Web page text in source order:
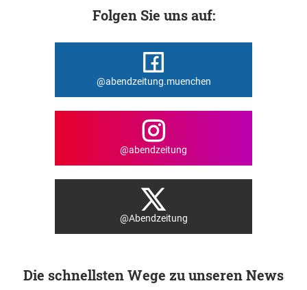
Folgen Sie uns auf:
@abendzeitung.muenchen
@abendzeitung
@Abendzeitung
Die schnellsten Wege zu unseren News